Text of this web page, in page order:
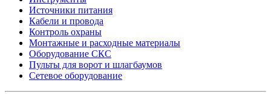
Источники питания
Кабели и провода
Контроль охраны
Монтажные и расходные материалы
Оборудование СКС
Пульты для ворот и шлагбаумов
Сетевое оборудование